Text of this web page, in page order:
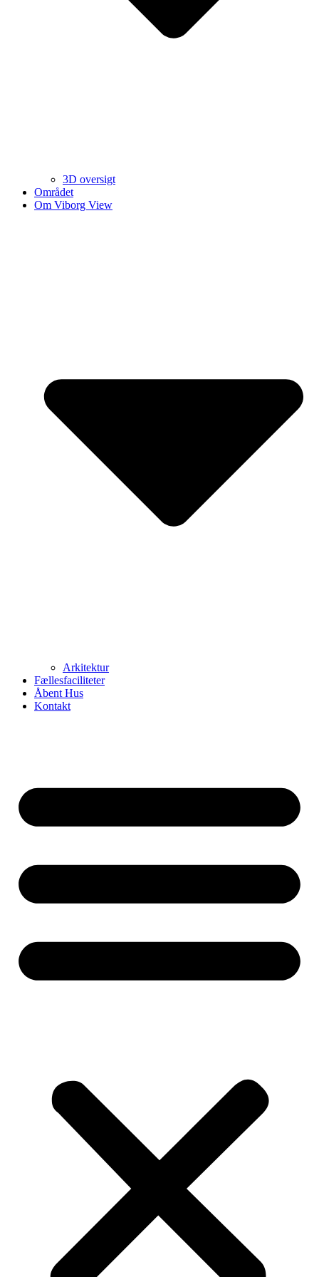
3D oversigt
Området
Om Viborg View
Arkitektur
Fællesfaciliteter
Åbent Hus
Kontakt